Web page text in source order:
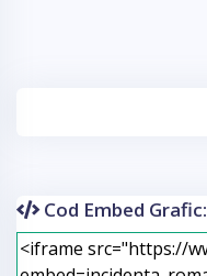
Cod Embed Grafic: